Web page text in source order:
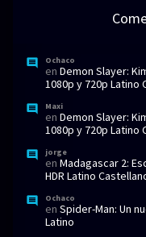
Ochaco
en Demon Slayer:
1080p y 720p Latino
Maxi
en Demon Slayer:
1080p y 720p Latino
jorge
en Madagascar 2:
HDR Latino
Ochaco
en Spider-Man: Un
Latino